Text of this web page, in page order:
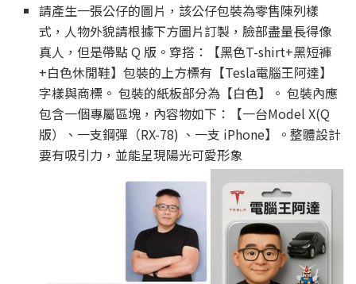
請產生一張公仔的圖片，該公仔包裝為零售陳列樣
式，人物外貌請根據下方圖片訂製，臉部盡量長得像
真人，但是帶點 Q 版。穿搭：【黑色T-shirt+黑短褲
+白色休閒鞋】包裝的上方標有【Tesla電腦王阿達】
字樣與商標。 包裝的紙板部分為【白色】。 包裝內應
包含一個專屬區塊，內容物如下：【一台Model X(Q
版）、一支鋼彈（RX-78) 、一支 iPhone】。整體設計
要有吸引力，並能呈現陽光可愛形象